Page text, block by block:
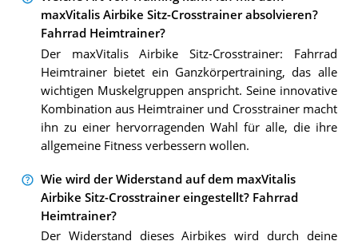
maxVitalis Airbike Sitz-Crosstrainer absolvieren?
Fahrrad Heimtrainer?
Der maxVitalis Airbike Sitz-Crosstrainer: Fahrrad
Heimtrainer bietet ein Ganzkörpertraining, das alle
wichtigen Muskelgruppen anspricht. Seine innovative
Kombination aus Heimtrainer und Crosstrainer macht
ihn zu einer hervorragenden Wahl für alle, die ihre
allgemeine Fitness verbessern wollen.
Wie wird der Widerstand auf dem maxVitalis
Airbike Sitz-Crosstrainer eingestellt? Fahrrad
Heimtrainer?
Der Widerstand dieses Airbikes wird durch deine